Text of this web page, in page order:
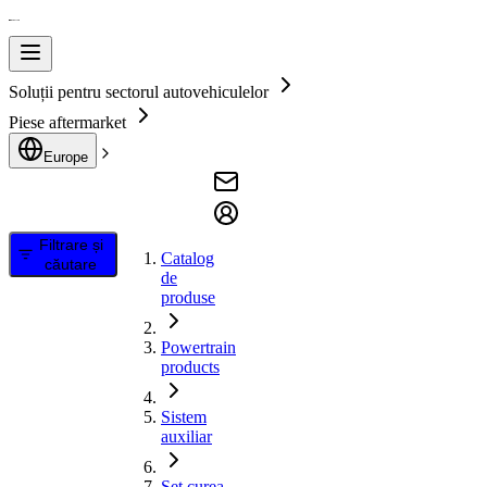
Soluții pentru sectorul autovehiculelor
Piese aftermarket
Europe
Filtrare și
căutare
Catalog
de
produse
Powertrain
products
Sistem
auxiliar